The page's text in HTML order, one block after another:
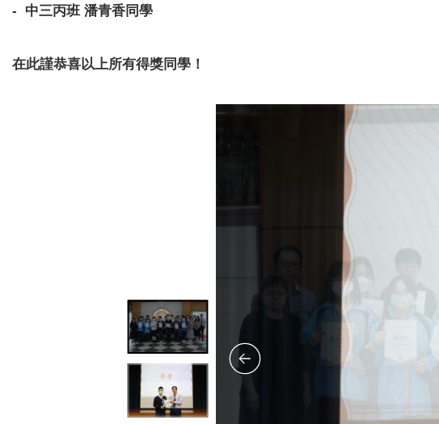
- 中三丙班 潘青香同學
在此謹恭喜以上所有得獎同學！